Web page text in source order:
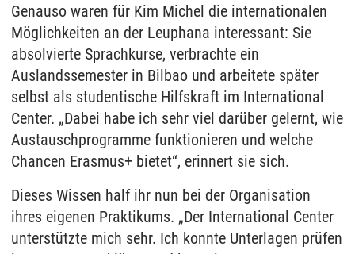
Genauso waren für Kim Michel die internationalen
Möglichkeiten an der Leuphana interessant: Sie
absolvierte Sprachkurse, verbrachte ein
Auslandssemester in Bilbao und arbeitete später
selbst als studentische Hilfskraft im International
Center. „Dabei habe ich sehr viel darüber gelernt, wie
Austauschprogramme funktionieren und welche
Chancen Erasmus+ bietet“, erinnert sie sich.
Dieses Wissen half ihr nun bei der Organisation
ihres eigenen Praktikums. „Der International Center
unterstützte mich sehr. Ich konnte Unterlagen prüfen